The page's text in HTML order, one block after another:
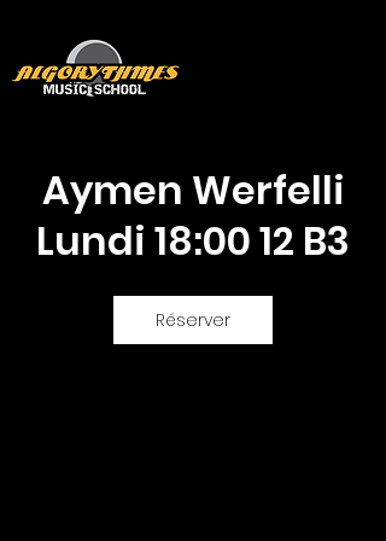
Aymen Werfelli
Lundi 18:00 12 B3
Réserver